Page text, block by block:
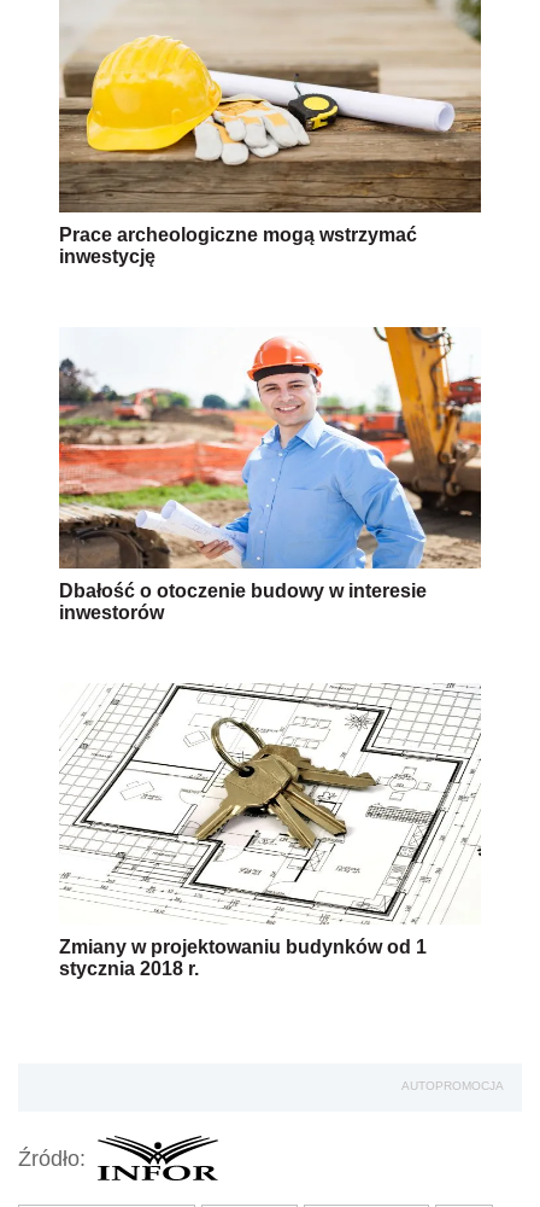
Prace archeologiczne mogą wstrzymać
inwestycję
Dbałość o otoczenie budowy w interesie
inwestorów
Zmiany w projektowaniu budynków od 1
stycznia 2018 r.
AUTOPROMOCJA
Źródło: